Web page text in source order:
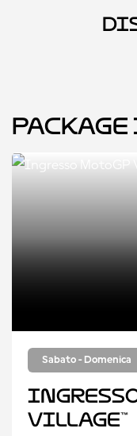
Sabato - Domenica
Ingresso
Village™